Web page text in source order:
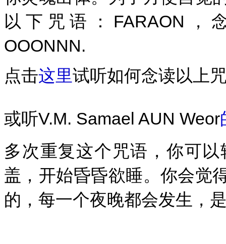
以下咒语：FARAON，
OOONNN.
点击这里试听如何念读以上
或听V.M. Samael AUN Weor
多次重复这个咒语，你可
盖，开始昏昏欲睡。你会觉
的，每一个夜晚都会发生，